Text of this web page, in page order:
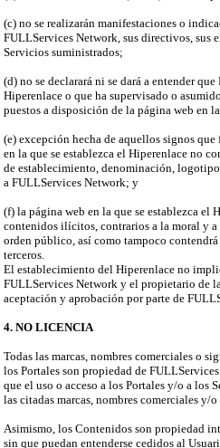
(c) no se realizarán manifestaciones o
FULLServices Network, sus directivos, sus
Servicios suministrados;
(d) no se declarará ni se dará a entender
Hiperenlace o que ha supervisado o
puestos a disposición de la página web en
(e) excepción hecha de aquellos signos
en la que se establezca el Hiperenlace no
de establecimiento, denominación,
a FULLServices Network; y
(f) la página web en la que se establezca el
contenidos ilícitos, contrarios a la moral y a
orden público, así como tampoco
terceros.
El establecimiento del Hiperenlace no
FULLServices Network y el propietario de
aceptación y aprobación por parte de
4. NO LICENCIA
Todas las marcas, nombres comerciales o
los Portales son propiedad de
que el uso o acceso a los Portales y/o a los
las citadas marcas, nombres comerciales y/
Asimismo, los Contenidos son propiedad
sin que puedan entenderse cedidos al